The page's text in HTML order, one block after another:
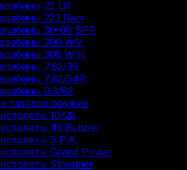
22 LR
223 Rem
30-06 SPR
300 WM
308 WIN
7.62/39
7.62/54R
9.3/62
газовое оружие
10/28
45 Rubber
9 Р.А.
Grand Power
Streamer